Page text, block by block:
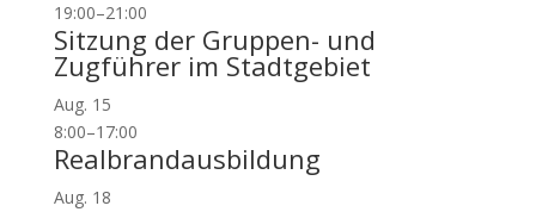
19:00–21:00
Sitzung der Gruppen- und
Zugführer im Stadtgebiet
Aug. 15
8:00–17:00
Realbrandausbildung
Aug. 18